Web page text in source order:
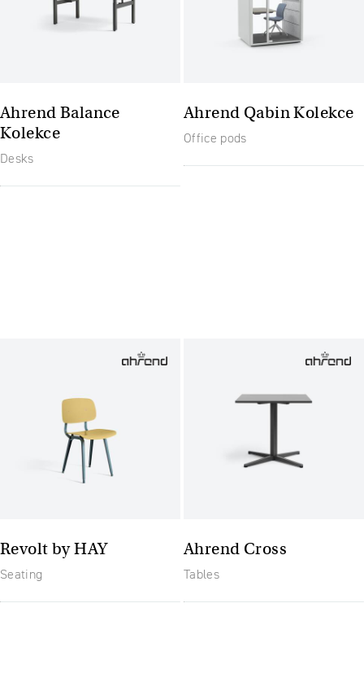
Ahrend Balance
Kolekce
Desks
Ahrend Qabin Kolekce
Office pods
Revolt by HAY
Seating
Ahrend Cross
Tables